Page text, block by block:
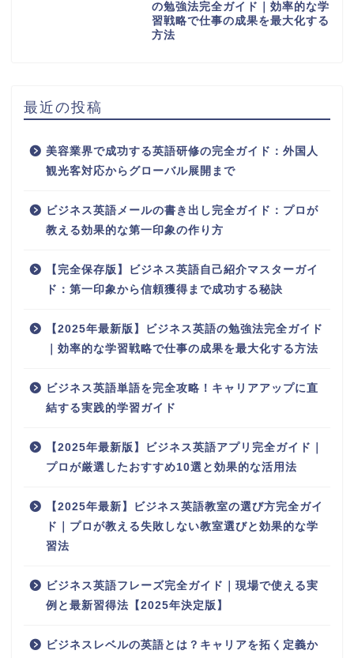
の勉強法完全ガイド｜効率的な学
習戦略で仕事の成果を最大化する
方法
最近の投稿
美容業界で成功する英語研修の完全ガイド：外国人
観光客対応からグローバル展開まで
ビジネス英語メールの書き出し完全ガイド：プロが
教える効果的な第一印象の作り方
【完全保存版】ビジネス英語自己紹介マスターガイ
ド：第一印象から信頼獲得まで成功する秘訣
【2025年最新版】ビジネス英語の勉強法完全ガイド
｜効率的な学習戦略で仕事の成果を最大化する方法
ビジネス英語単語を完全攻略！キャリアアップに直
結する実践的学習ガイド
【2025年最新版】ビジネス英語アプリ完全ガイド｜
プロが厳選したおすすめ10選と効果的な活用法
【2025年最新】ビジネス英語教室の選び方完全ガイ
ド｜プロが教える失敗しない教室選びと効果的な学
習法
ビジネス英語フレーズ完全ガイド｜現場で使える実
例と最新習得法【2025年決定版】
ビジネスレベルの英語とは？キャリアを拓く定義か